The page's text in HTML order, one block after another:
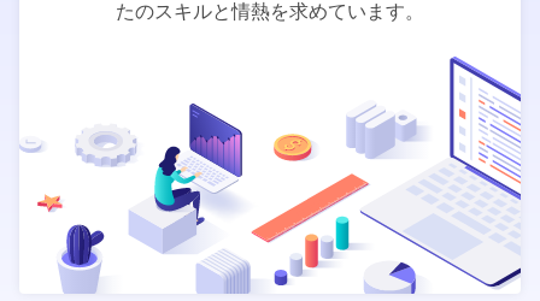
たのスキルと情熱を求めています。